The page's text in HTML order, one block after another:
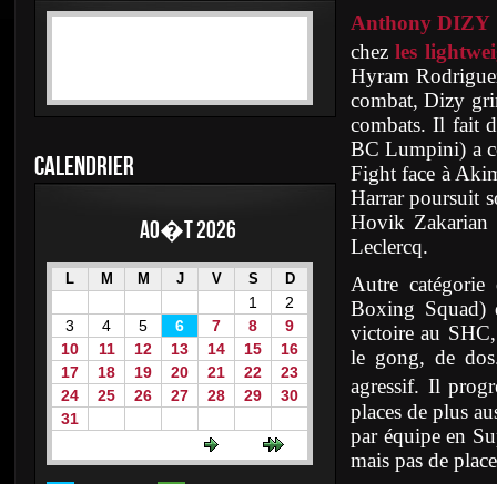
CALENDRIER
Ao�t 2026
L M M J V S D
1
2
3
4 5 6 7 8
9
10
11 12 13 14 15
16
17
18 19 20 21 22
23
24
25 26 27 28 29
30
31
Anthony DIZY
chezles
Hyram
combat, Dizy
combats. Il fait
BC Lumpini) a
Fight face à
Harrar poursuit
Hovik Zakarian
Leclercq.
Autre
Boxing Squad)
victoire au
le gong, de
agressif. Il
places de plus
par équipe en
mais pas de